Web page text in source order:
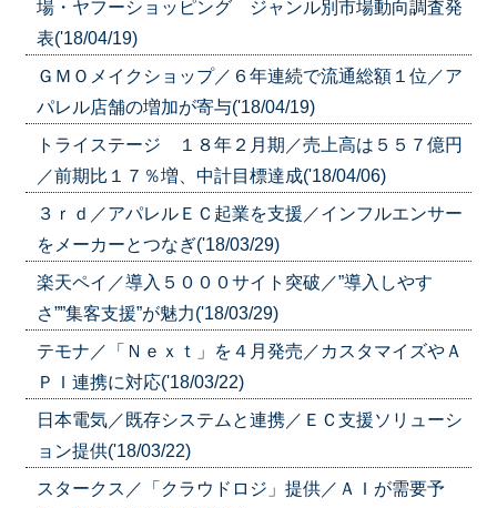
場・ヤフーショッピング ジャンル別市場動向調査発
表('18/04/19)
ＧＭＯメイクショップ／６年連続で流通総額１位／ア
パレル店舗の増加が寄与('18/04/19)
トライステージ １８年２月期／売上高は５５７億円
／前期比１７％増、中計目標達成('18/04/06)
３ｒｄ／アパレルＥＣ起業を支援／インフルエンサー
をメーカーとつなぎ('18/03/29)
楽天ペイ／導入５０００サイト突破／”導入しやす
さ””集客支援”が魅力('18/03/29)
テモナ／「Ｎｅｘｔ」を４月発売／カスタマイズやＡ
ＰＩ連携に対応('18/03/22)
日本電気／既存システムと連携／ＥＣ支援ソリューシ
ョン提供('18/03/22)
スタークス／「クラウドロジ」提供／ＡＩが需要予